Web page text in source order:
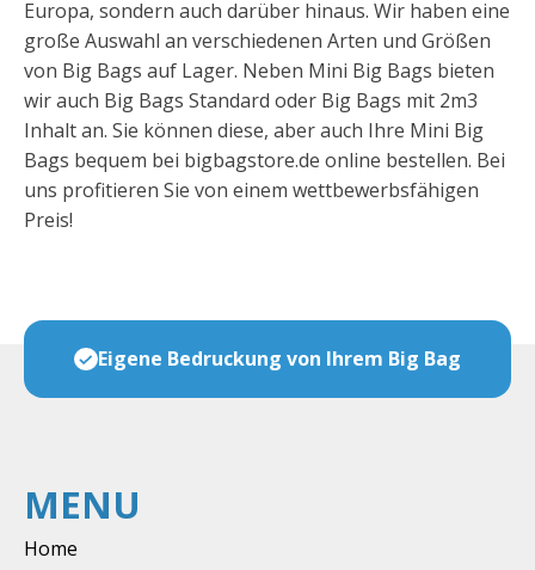
Europa, sondern auch darüber hinaus. Wir haben eine
große Auswahl an verschiedenen Arten und Größen
von Big Bags auf Lager. Neben Mini Big Bags bieten
wir auch Big Bags Standard oder Big Bags mit 2m3
Inhalt an. Sie können diese, aber auch Ihre Mini Big
Bags bequem bei bigbagstore.de online bestellen. Bei
uns profitieren Sie von einem wettbewerbsfähigen
Preis!
Viele Formate und Sorten auf Vorrat
MENU
Home